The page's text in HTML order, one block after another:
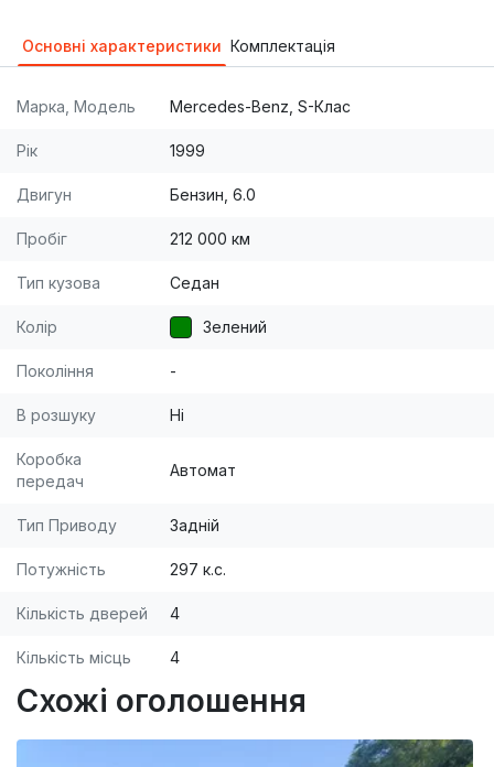
Основні характеристики Комплектація
Марка, Модель Mercedes-Benz, S-Клас
Рік 1999
Двигун Бензин, 6.0
Пробіг 212 000 км
Тип кузова Седан
Колір Зелений
Покоління -
В розшуку Ні
Коробка
передач
Автомат
Тип Приводу Задній
Потужність 297 к.с.
Кількість дверей 4
Кількість місць 4
Схожі оголошення